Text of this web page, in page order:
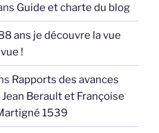
Guide et charte du blog
ans je découvre la vue
!
Rapports des avances
Berault et Françoise
1539